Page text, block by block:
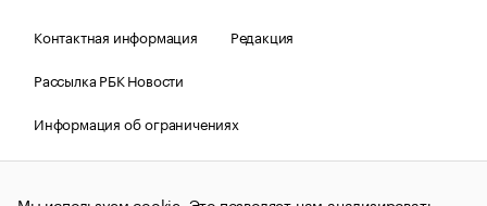
Контактная информация
Редакция
Рассылка РБК Новости
Информация об ограничениях
Правовая информация
О соблюдении авторских прав